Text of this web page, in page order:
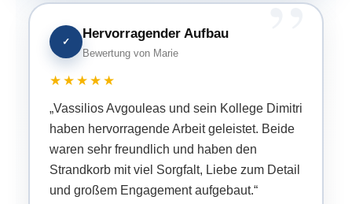
✓
Hervorragender Aufbau
Bewertung von Marie
★★★★★
„Vassilios Avgouleas und sein Kollege Dimitri
haben hervorragende Arbeit geleistet. Beide
waren sehr freundlich und haben den
Strandkorb mit viel Sorgfalt, Liebe zum Detail
und großem Engagement aufgebaut.“